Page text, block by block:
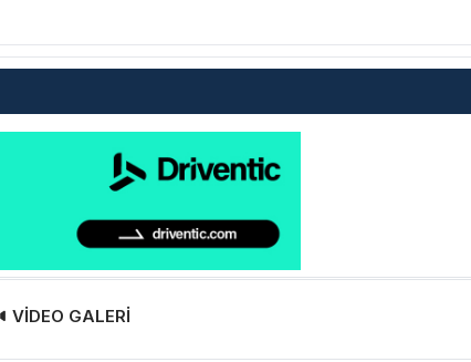
VİDEO GALERİ